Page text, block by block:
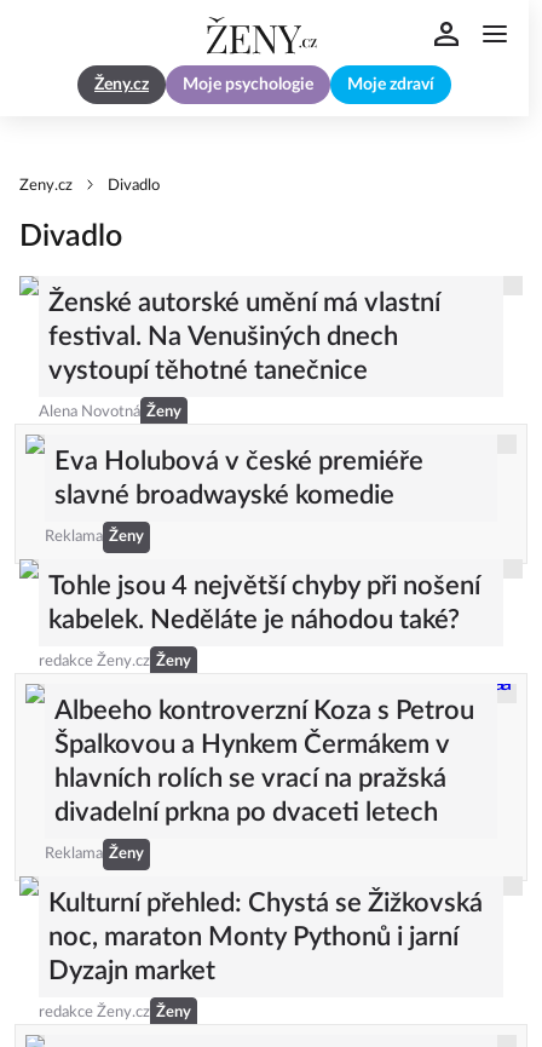
Ženy.cz Moje psychologie Moje zdraví
Zeny.cz Divadlo
Divadlo
Ženské autorské umění má vlastní
festival. Na Venušiných dnech
vystoupí těhotné tanečnice
Alena Novotná Ženy
Eva Holubová v české premiéře
slavné broadwayské komedie
Reklama Ženy
Tohle jsou 4 největší chyby při nošení
kabelek. Neděláte je náhodou také?
redakce Ženy.cz Ženy
Albeeho kontroverzní Koza s Petrou
Špalkovou a Hynkem Čermákem v
hlavních rolích se vrací na pražská
divadelní prkna po dvaceti letech
Reklama Ženy
Kulturní přehled: Chystá se Žižkovská
noc, maraton Monty Pythonů i jarní
Dyzajn market
redakce Ženy.cz Ženy